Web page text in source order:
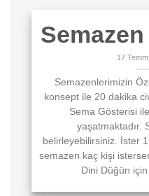
17
Semazenlerimizin
konsept ile 20 dakika
Sema Gösterisi
yaşatmaktadır.
belirleyebilirsiniz. İster
semazen kaç kişi
Dini Düğün